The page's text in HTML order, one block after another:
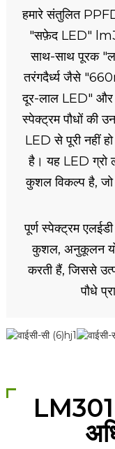
हमारे संतुलित
"सफ़ेद LED"
साथ-साथ पूरक
तरंगदैर्ध्य जैसे
दूर-लाल LED" और
स्पेक्ट्रम पौधों की
LED से पूरी नहीं
है। यह LED ग्रो
कुशल विकल्प है,
पूर्ण स्पेक्ट्रम
कुशल, अनुकूलन
करती हैं, जिससे
पौधे